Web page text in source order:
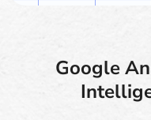
Google